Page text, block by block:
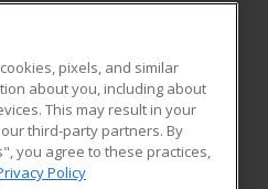
RESOURCES
Student Blog
pixels, and similar
about you, including about
This may result in your
third-party partners. By
you agree to these practices,
Policy